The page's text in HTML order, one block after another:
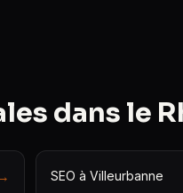
dans le
SEO à Villeurbanne